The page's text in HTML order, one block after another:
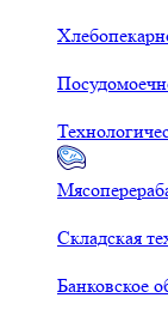
Складская
Банковское